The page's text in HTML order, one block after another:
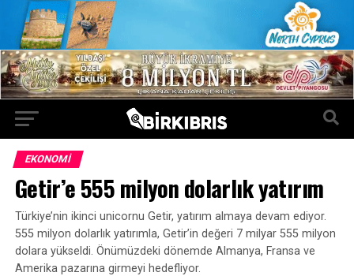
EKONOMI
Getir’e 555 milyon dolarlık yatırım
Türkiye’nin ikinci unicornu Getir, yatırım almaya devam ediyor.
555 milyon dolarlık yatırımla, Getir’in değeri 7 milyar 555 milyon
dolara yükseldi. Önümüzdeki dönemde Almanya, Fransa ve
Amerika pazarına girmeyi hedefliyor.